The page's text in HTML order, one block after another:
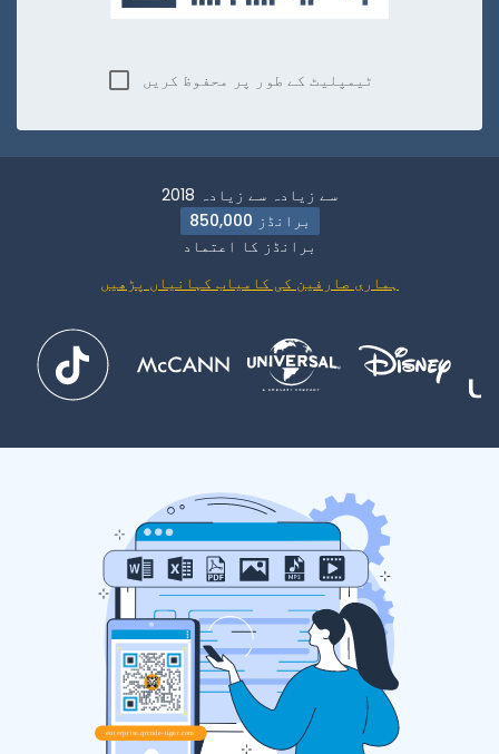
ٹیمپلیٹ کے طور پر محفوظ کریں
2018 سے زیادہ سے زیادہ
850,000 برانڈز
برانڈز کا اعتماد
ہماری صارفین کی کامیاب کہانیاں پڑھیں